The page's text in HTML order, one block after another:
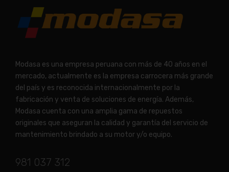
Modasa es una empresa peruana con más de 40 años en el
mercado, actualmente es la empresa carrocera más grande
del país y es reconocida internacionalmente por la
fabricación y venta de soluciones de energía. Además,
Modasa cuenta con una amplia gama de repuestos
originales que aseguran la calidad y garantía del servicio de
mantenimiento brindado a su motor y/o equipo.
981 037 312